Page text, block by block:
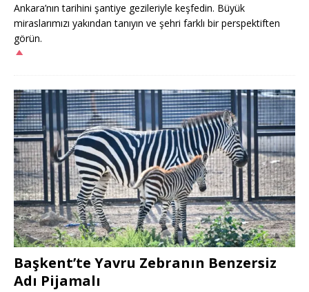
Ankara’nın tarihini şantiye gezileriyle keşfedin. Büyük
miraslarımızı yakından tanıyın ve şehri farklı bir perspektiften
görün.
Başkent’te Yavru Zebranın Benzersiz
Adı Pijamalı